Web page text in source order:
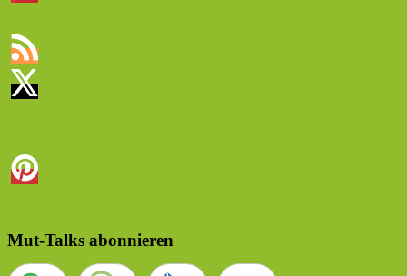
Mut-Talks abonnieren